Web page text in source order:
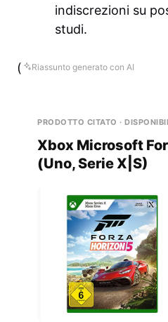
indiscrezioni su
studi.
( Riassunto generato con AI
PRODOTTO CITATO ·
Xbox Microsoft
(Uno, Serie X|S)